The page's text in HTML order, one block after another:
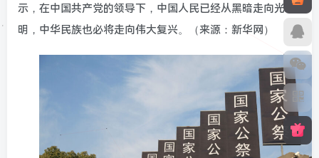
示，在中国共产党的领导下，中国人民已经从黑暗走向光
明，中华民族也必将走向伟大复兴。（来源：新华网）